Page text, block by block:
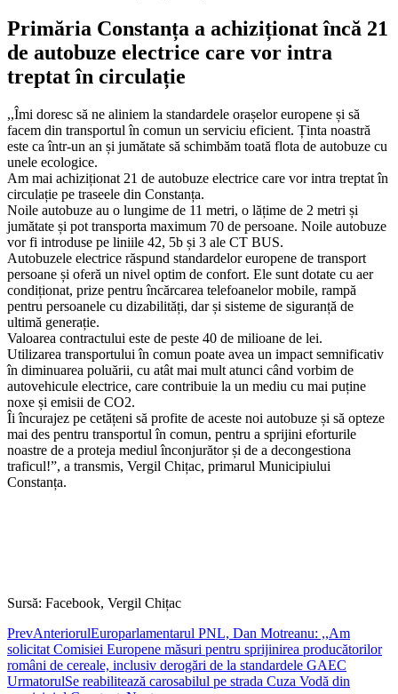
Primăria Constanța a achiziționat încă 21
de autobuze electrice care vor intra
treptat în circulație
,,Îmi doresc să ne aliniem la standardele orașelor europene și să
facem din transportul în comun un serviciu eficient. Ținta noastră
este ca într-un an și jumătate să schimbăm toată flota de autobuze cu
unele ecologice.
Am mai achiziționat 21 de autobuze electrice care vor intra treptat în
circulație pe traseele din Constanța.
Noile autobuze au o lungime de 11 metri, o lățime de 2 metri și
jumătate și pot transporta maximum 70 de persoane. Noile autobuze
vor fi introduse pe liniile 42, 5b și 3 ale CT BUS.
Autobuzele electrice răspund standardelor europene de transport
persoane și oferă un nivel optim de confort. Ele sunt dotate cu aer
condiționat, prize pentru încărcarea telefoanelor mobile, rampă
pentru persoanele cu dizabilități, dar și sisteme de siguranță de
ultimă generație.
Valoarea contractului este de peste 40 de milioane de lei.
Utilizarea transportului în comun poate avea un impact semnificativ
în diminuarea poluării, cu atât mai mult atunci când vorbim de
autovehicule electrice, care contribuie la un mediu cu mai puține
noxe și emisii de CO2.
Îi încurajez pe cetățeni să profite de aceste noi autobuze și să opteze
mai des pentru transportul în comun, pentru a sprijini eforturile
noastre de a proteja mediul înconjurător și de a decongestiona
traficul!”, a transmis, Vergil Chițac, primarul Municipiului
Constanța.
Sursă: Facebook, Vergil Chițac
PrevAnteriorulEuroparlamentarul PNL, Dan Motreanu: ,,Am
solicitat Comisiei Europene măsuri pentru sprijinirea producătorilor
români de cereale, inclusiv derogări de la standardele GAEC
UrmatorulSe reabilitează carosabilul pe strada Cuza Vodă din